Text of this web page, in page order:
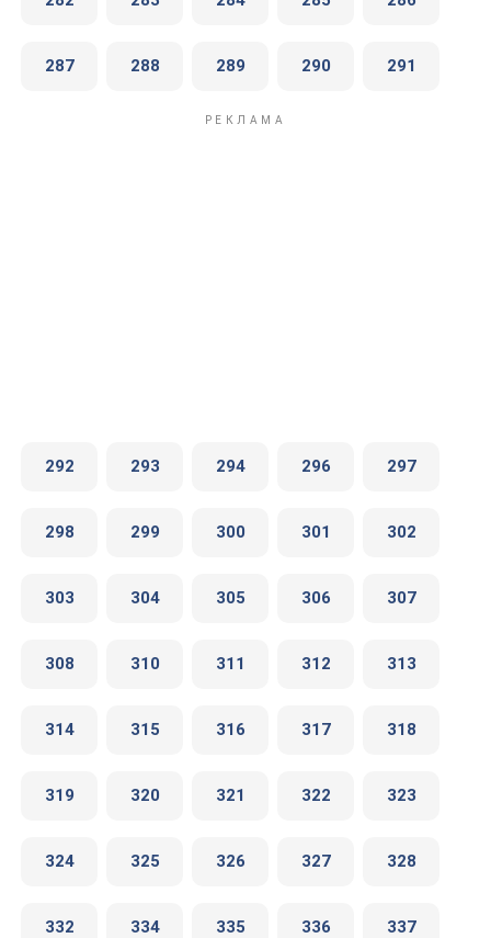
287 288 289 290 291
292 293 294 296 297
298 299 300 301 302
303 304 305 306 307
308 310 311 312 313
314 315 316 317 318
319 320 321 322 323
324 325 326 327 328
332 334 335 336 337